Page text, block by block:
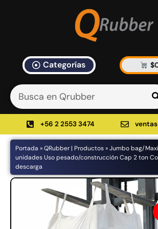
Categorías $
+56 2 2553 3474
Portada »QRubber | Productos»Jumbo bag/
unidades Uso pesado/construcción Cap 2 ton
descarga
Artículos Blog
535 results found in 11ms
Filtrar
Productos
48%